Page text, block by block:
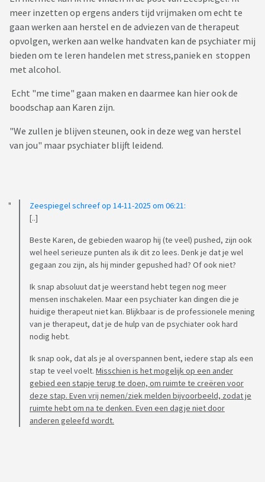
meer inzetten op ergens anders tijd vrijmaken om echt te
gaan werken aan herstel en de adviezen van de therapeut
opvolgen, werken aan welke handvaten kan de psychiater mij
bieden om te leren handelen met stress,paniek en stoppen
met alcohol.
Echt "me time" gaan maken en daarmee kan hier ook de
boodschap aan Karen zijn.
"We zullen je blijven steunen, ook in deze weg van herstel
van jou" maar psychiater blijft leidend.
Zeespiegel schreef op 14-11-2025 om 06:21:
[..]
Beste Karen, de gebieden waarop hij (te veel) pushed, zijn ook
wel heel serieuze punten als ik dit zo lees. Denk je dat je wel
gegaan zou zijn, als hij minder gepushed had? Of ook niet?
Ik snap absoluut dat je weerstand hebt tegen nog meer
mensen inschakelen. Maar een psychiater kan dingen die je
huidige therapeut niet kan. Blijkbaar is de professionele mening
van je therapeut, dat je de hulp van de psychiater ook hard
nodig hebt.
Ik snap ook, dat als je al overspannen bent, iedere stap als een
stap te veel voelt. Misschien is het mogelijk op een ander
gebied een stapje terug te doen, om ruimte te creëren voor
deze stap. Even vrij nemen/ziek melden bijvoorbeeld, zodat je
ruimte hebt om na te denken. Even een dagje niet door
anderen geleefd wordt.